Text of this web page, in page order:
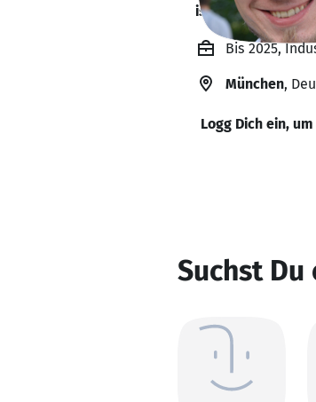
ist offen für
Bis 2025,
München,
Logg Dich ein,
Suchst